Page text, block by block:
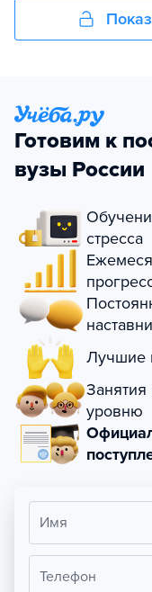
Готовим к
вузы России
стресса
Лучшие
уровню
Имя
Телефон